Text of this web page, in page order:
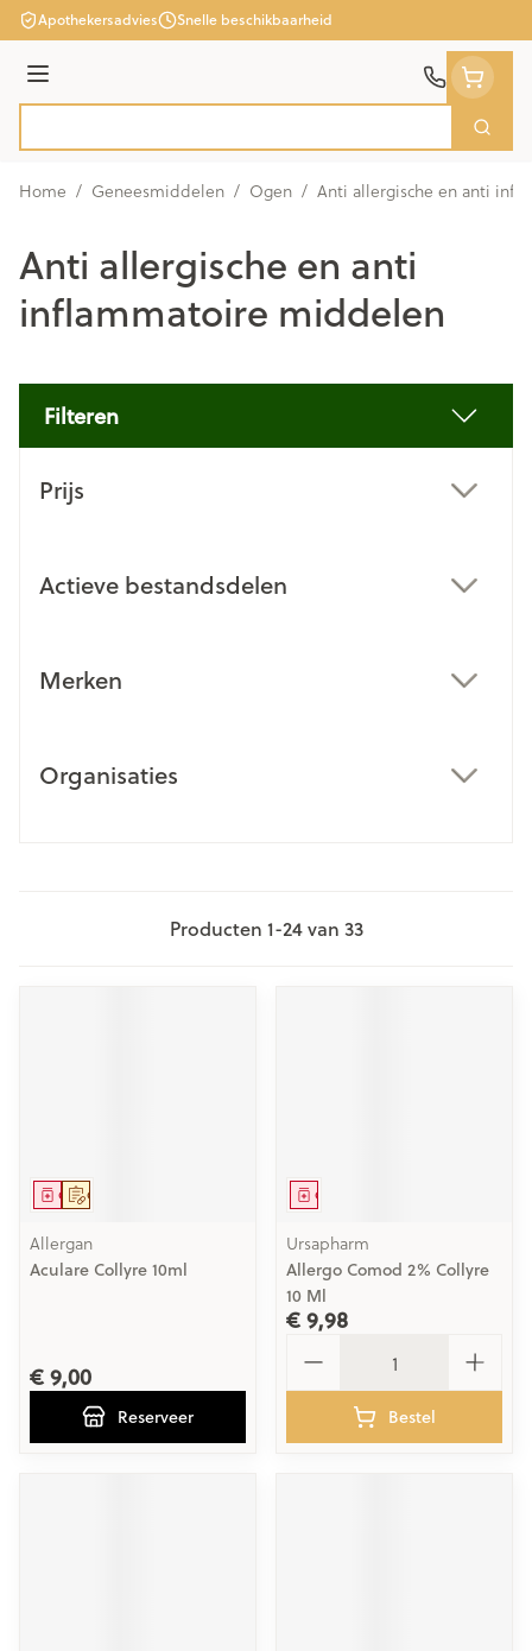
Ga naar de inhoud
Apothekersadvies Snelle beschikbaarheid
Menu
Zoek
Home / Geneesmiddelen / Ogen / Anti allergische en anti
Anti allergische en anti
inflammatoire middelen
Filteren
Prijs
Actieve bestandsdelen
Merken
Organisaties
Producten 1-24van 33
Op voorschrift
Geneesmiddel
Allergan
Aculare Collyre 10ml
€ 9,00
Reserveer
Geneesmiddel
Ursapharm
Allergo Comod 2% Collyre
10 Ml
€ 9,98
Bestel